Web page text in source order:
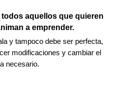
aquellos que quieren
a emprender.
y tampoco debe ser perfecta,
modificaciones y cambiar el
necesario.